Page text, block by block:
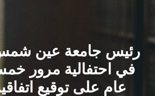
رئيس جامعة عين
في احتفالية مرور
عام على توقيع